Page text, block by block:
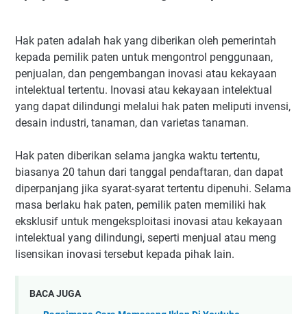
Hak paten adalah hak yang diberikan oleh pemerintah
kepada pemilik paten untuk mengontrol penggunaan,
penjualan, dan pengembangan inovasi atau kekayaan
intelektual tertentu. Inovasi atau kekayaan intelektual
yang dapat dilindungi melalui hak paten meliputi invensi,
desain industri, tanaman, dan varietas tanaman.
Hak paten diberikan selama jangka waktu tertentu,
biasanya 20 tahun dari tanggal pendaftaran, dan dapat
diperpanjang jika syarat-syarat tertentu dipenuhi. Selama
masa berlaku hak paten, pemilik paten memiliki hak
eksklusif untuk mengeksploitasi inovasi atau kekayaan
intelektual yang dilindungi, seperti menjual atau meng
lisensikan inovasi tersebut kepada pihak lain.
BACA JUGA